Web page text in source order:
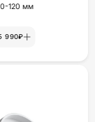
120 мм
990₽